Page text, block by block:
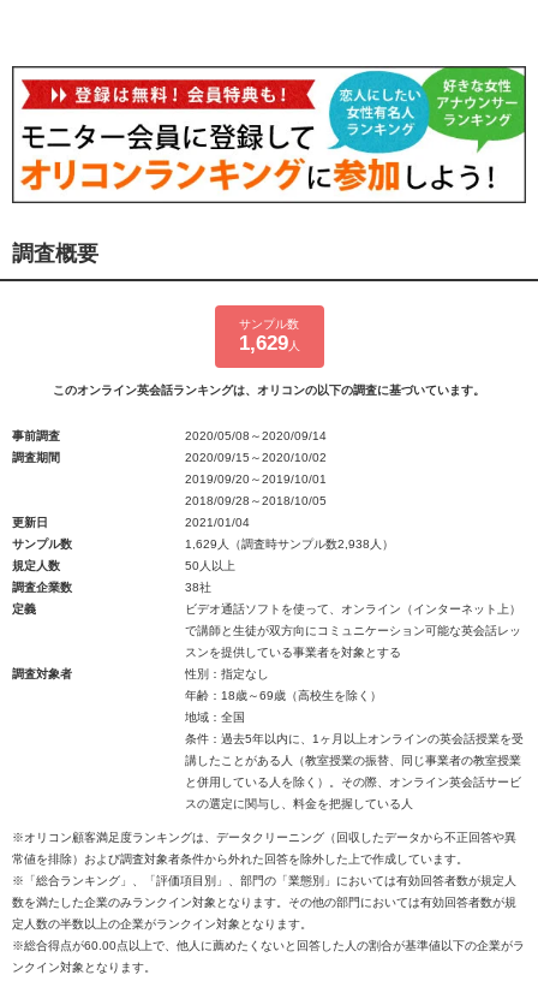
調査概要
サンプル数
1,629人
このオンライン英会話ランキングは、オリコンの以下の調査に基づいています。
事前調査
2020/05/08～2020/09/14
調査期間
2020/09/15～2020/10/02
2019/09/20～2019/10/01
2018/09/28～2018/10/05
更新日
2021/01/04
サンプル数
1,629人（調査時サンプル数2,938人）
規定人数
50人以上
調査企業数
38社
定義
ビデオ通話ソフトを使って、オンライン（インターネット上）
で講師と生徒が双方向にコミュニケーション可能な英会話レッ
スンを提供している事業者を対象とする
調査対象者
性別：指定なし
年齢：18歳～69歳（高校生を除く）
地域：全国
条件：過去5年以内に、1ヶ月以上オンラインの英会話授業を受
講したことがある人（教室授業の振替、同じ事業者の教室授業
と併用している人を除く）。その際、オンライン英会話サービ
スの選定に関与し、料金を把握している人
※オリコン顧客満足度ランキングは、データクリーニング（回収したデータから不正回答や異
常値を排除）および調査対象者条件から外れた回答を除外した上で作成しています。
※「総合ランキング」、「評価項目別」、部門の「業態別」においては有効回答者数が規定人
数を満たした企業のみランクイン対象となります。その他の部門においては有効回答者数が規
定人数の半数以上の企業がランクイン対象となります。
※総合得点が60.00点以上で、他人に薦めたくないと回答した人の割合が基準値以下の企業がラ
ンクイン対象となります。